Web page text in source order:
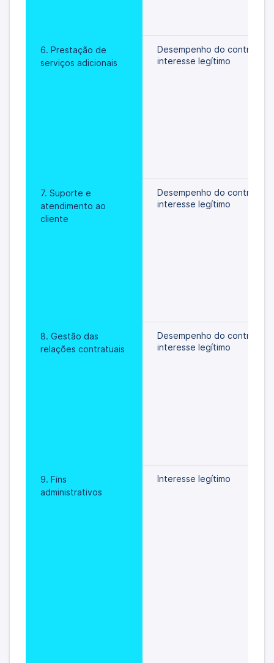
6. Prestação de
serviços adicionais
Desempenho do contrato/
interesse legítimo
7. Suporte e
atendimento ao
cliente
Desempenho do contrato/
interesse legítimo
8. Gestão das
relações contratuais
Desempenho do contrato/
interesse legítimo
9. Fins
administrativos
Interesse legítimo